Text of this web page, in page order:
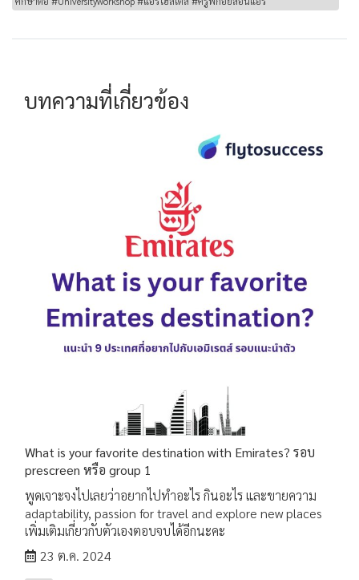
บทความที่เกี่ยวข้อง
What is your favorite destination with Emirates? รอบ
prescreen หรือ group 1
พูดเจาะจงไปเลยว่าอยากไปทำอะไร กินอะไร และขายความ
adaptability, passion for travel and explore new places
เพิ่มเติมเกี่ยวกับตัวเองตอบจบได้อีกนะคะ
23 ต.ค. 2024